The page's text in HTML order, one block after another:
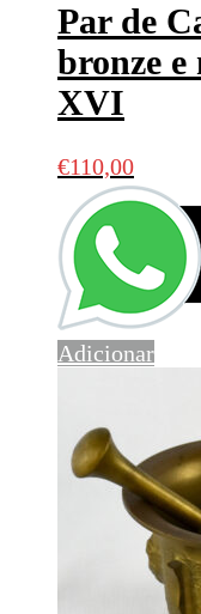
Par de
bronze
XVI
€110,00
Adicionar